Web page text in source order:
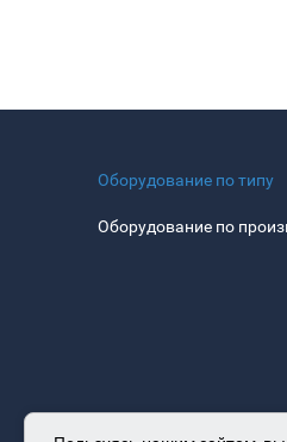
Оборудование по типу
Оборудование по